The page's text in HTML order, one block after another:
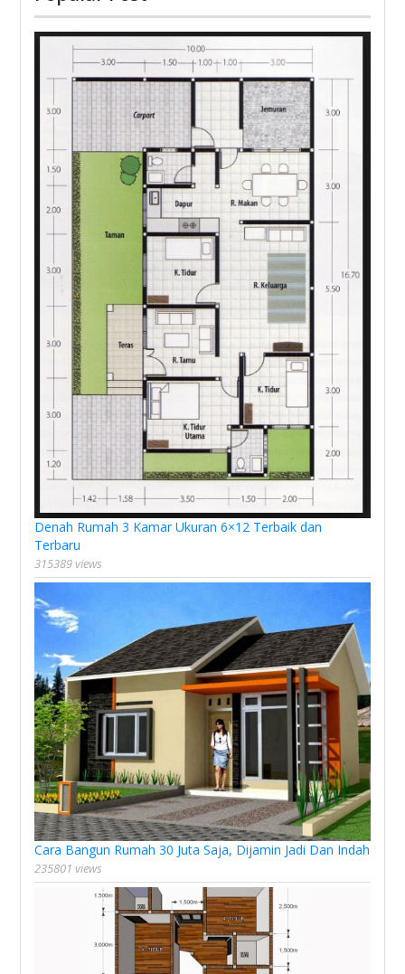
Denah Rumah 3 Kamar Ukuran 6×12 Terbaik dan
Terbaru
315389 views
Cara Bangun Rumah 30 Juta Saja, Dijamin Jadi Dan Indah
235801 views